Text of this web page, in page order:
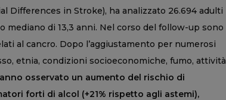
Differences in Stroke), ha analizzato 26.694 adulti
di 13,3 anni. Nel corso del follow-up sono
al cancro. Dopo l’aggiustamento per numerosi
etnia, condizioni socioeconomiche, fumo, attività
osservato un aumento del rischio di
forti di alcol (+21% rispetto agli astemi),